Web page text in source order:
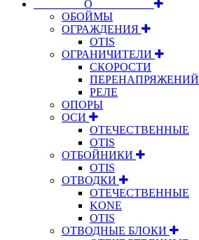
⠀⠀⠀⠀⠀⠀О⠀⠀⠀⠀⠀⠀⠀
ОБОЙМЫ
ОГРАЖДЕНИЯ
OTIS
ОГРАНИЧИТЕЛИ
СКОРОСТИ
ПЕРЕНАПРЯЖЕНИЙ
РЕЛЕ
ОПОРЫ
ОСИ
ОТЕЧЕСТВЕННЫЕ
OTIS
ОТБОЙНИКИ
OTIS
ОТВОДКИ
ОТЕЧЕСТВЕННЫЕ
KONE
OTIS
ОТВОДНЫЕ БЛОКИ